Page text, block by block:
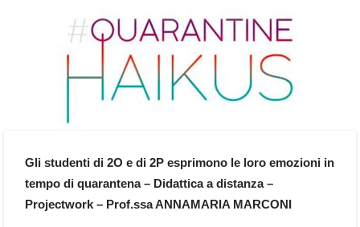
Gli studenti di 2O e di 2P esprimono le loro emozioni in
tempo di quarantena – Didattica a distanza –
Projectwork – Prof.ssa ANNAMARIA MARCONI